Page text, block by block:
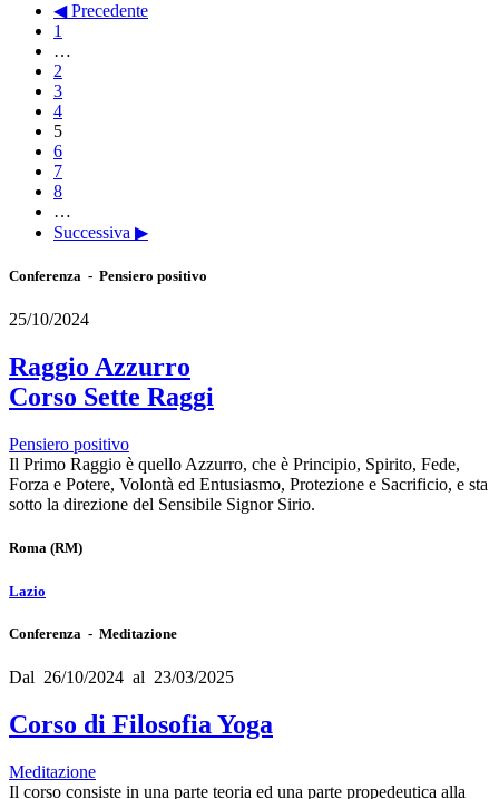
◀ Precedente
1
…
2
3
4
5
6
7
8
…
Successiva ▶
Conferenza - Pensiero positivo
25/10/2024
Raggio Azzurro
Corso Sette Raggi
Pensiero positivo
Il Primo Raggio è quello Azzurro, che è Principio, Spirito, Fede,
Forza e Potere, Volontà ed Entusiasmo, Protezione e Sacrificio, e sta
sotto la direzione del Sensibile Signor Sirio.
Roma (RM)
Lazio
Conferenza - Meditazione
Dal 26/10/2024 al 23/03/2025
Corso di Filosofia Yoga
Meditazione
Il corso consiste in una parte teoria ed una parte propedeutica alla